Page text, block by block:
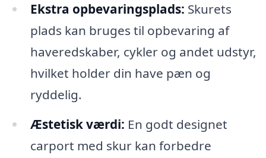
Ekstra opbevaringsplads: Skurets
plads kan bruges til opbevaring af
haveredskaber, cykler og andet udstyr,
hvilket holder din have pæn og
ryddelig.
Æstetisk værdi: En godt designet
carport med skur kan forbedre